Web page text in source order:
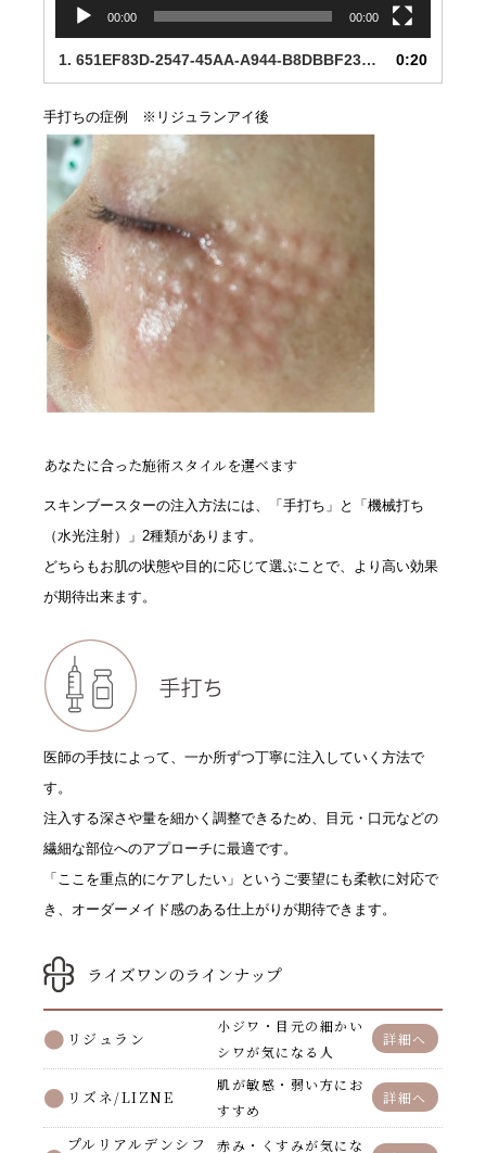
00:00 00:00
1. 651EF83D-2547-45AA-A944-B8DBBF234033 0:20
手打ちの症例 ※リジュランアイ後
あなたに合った施術スタイルを選べます
スキンブースターの注入方法には、「手打ち」と「機械打ち
（水光注射）」2種類があります。
どちらもお肌の状態や目的に応じて選ぶことで、より高い効果
が期待出来ます。
医師の手技によって、一か所ずつ丁寧に注入していく方法で
す。
注入する深さや量を細かく調整できるため、目元・口元などの
繊細な部位へのアプローチに最適です。
「ここを重点的にケアしたい」というご要望にも柔軟に対応で
き、オーダーメイド感のある仕上がりが期待できます。
ライズワンのラインナップ
リジュラン
小ジワ・目元の細かい
シワが気になる人
詳細へ
リズネ/LIZNE
肌が敏感・弱い方にお
すすめ
詳細へ
プルリアルデンシフ 赤み・くすみが気にな